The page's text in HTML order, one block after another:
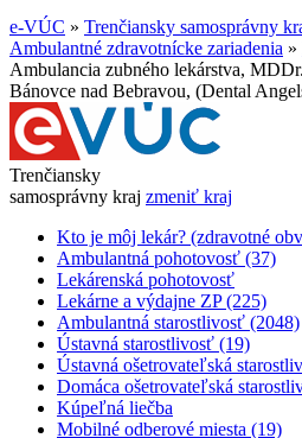
e-VÚC » Trenčiansky samosprávny
Ambulantné zdravotnícke zariadenia »
Ambulancia zubného lekárstva,
Bánovce nad Bebravou, (Dental
Trenčiansky
samosprávny kraj zmeniť kraj
Kto je môj lekár? (zdravotné
Ambulantná pohotovosť (37)
Lekárenská pohotovosť
Lekárne a výdajne ZP (225)
Ambulantná starostlivosť (2048)
Ústavná starostlivosť (19)
Ústavná ošetrovateľská
Domáca ošetrovateľská
Kúpeľná liečba
Mobilné odberové miesta (19)